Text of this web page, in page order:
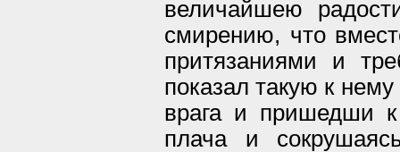
величайшею
смирению, что
притязаниями и
показал такую к
врага и пришедши
плача и